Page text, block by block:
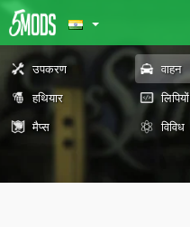
उपकरण वाहन
हथियार
लिपियों
मैप्स
विविध